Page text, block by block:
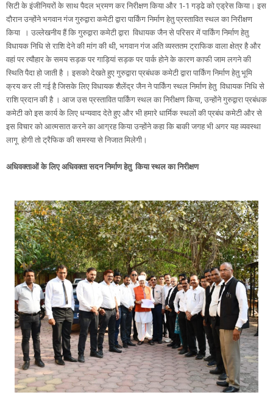
सिटी के इंजीनियरों के साथ पैदल भ्रमण कर निरीक्षण किया और 1-1 गड्ढे को एड्रेस किया। इस
दौरान उन्होंने भगवान गंज गुरुद्वारा कमेटी द्वारा पार्किंग निर्माण हेतु प्रस्तावित स्थल का निरीक्षण
किया । उल्लेखनीय हैं कि गुरुद्वारा कमेटी द्वारा विधायक जैन से परिसर में पार्किंग निर्माण हेतु
विधायक निधि से राशि देने की मांग की थी, भगवान गंज अति व्यस्ततम ट्राफिक वाला क्षेत्र है और
वहां पर त्यौहार के समय सड़क पर गाड़ियां सड़क पर पार्क होने के कारण काफी जाम लगने की
स्थिति पैदा हो जाती है । इसको देखते हुए गुरुद्वारा प्रबंधक कमेटी द्वारा पार्किंग निर्माण हेतु भूमि
क्रय कर ली गई है जिसके लिए विधायक शैलेंद्र जैन ने पार्किंग स्थल निर्माण हेतु विधायक निधि से
राशि प्रदान की है । आज उस प्रस्तावित पार्किंग स्थल का निरीक्षण किया, उन्होंने गुरुद्वारा प्रबंधक
कमेटी को इस कार्य के लिए धन्यवाद देते हुए और भी हमारे धार्मिक स्थलों की प्रबंध कमेटी और से
इस विचार को आत्मसात करने का आग्रह किया उन्होंने कहा कि बाकी जगह भी अगर यह व्यवस्था
लागू होगी तो ट्रैफिक की समस्या से निजात मिलेगी।
अधिवक्ताओं के लिए अधिवक्ता सदन निर्माण हेतु किया स्थल का निरीक्षण